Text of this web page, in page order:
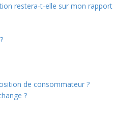
restera-t-elle sur mon rapport
de consommateur ?
?